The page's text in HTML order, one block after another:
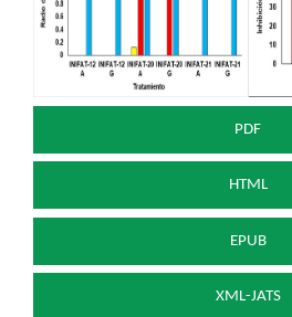
artículo
PDF
HTML
EPUB
XML-JATS